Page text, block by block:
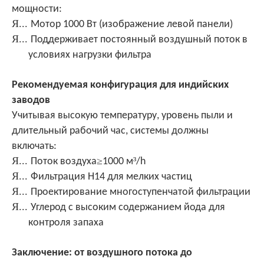
мощности:
Я... Мотор 1000 Вт (изображение левой панели)
Я... Поддерживает постоянный воздушный поток в
условиях нагрузки фильтра
Рекомендуемая конфигурация для индийских
заводов
Учитывая высокую температуру, уровень пыли и
длительный рабочий час, системы должны
включать:
Я... Поток воздуха≥1000 м³/h
Я... Фильтрация H14 для мелких частиц
Я... Проектирование многоступенчатой фильтрации
Я... Углерод с высоким содержанием йода для
контроля запаха
Заключение: от воздушного потока до